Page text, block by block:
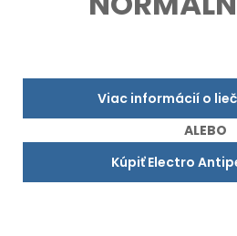
Viac informácií o
ALEBO
Kúpiť Electro